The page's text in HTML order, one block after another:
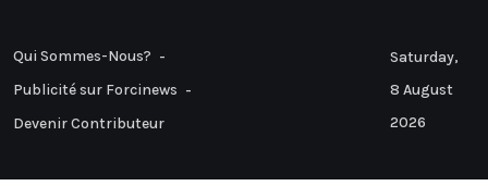
Qui Sommes-Nous?
Publicité sur Forcinews
Devenir Contributeur
Saturday,
8 August
2026